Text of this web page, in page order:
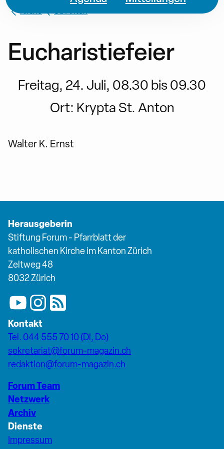
Kirche St. Anton
Eucharistiefeier
Freitag, 24. Juli, 08.30 bis 09.30
Ort: Krypta St. Anton
Walter K. Ernst
Herausgeberin
Stiftung Forum - Pfarrblatt der
katholischen Kirche im Kanton Zürich
Zeltweg 48
8032 Zürich
Kontakt
Tel. 044 555 70 10 (Di, Do)
sekretariat@forum-magazin.ch
redaktion@forum-magazin.ch
Forum Team
Netzwerk
Archiv
Dienste
Impressum